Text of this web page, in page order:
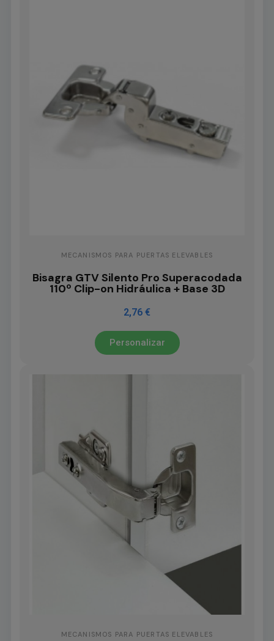
MECANISMOS PARA PUERTAS ELEVABLES
Bisagra GTV Silento Pro Superacodada
110º Clip-on Hidráulica + Base 3D
2,76 €
Personalizar
MECANISMOS PARA PUERTAS ELEVABLES